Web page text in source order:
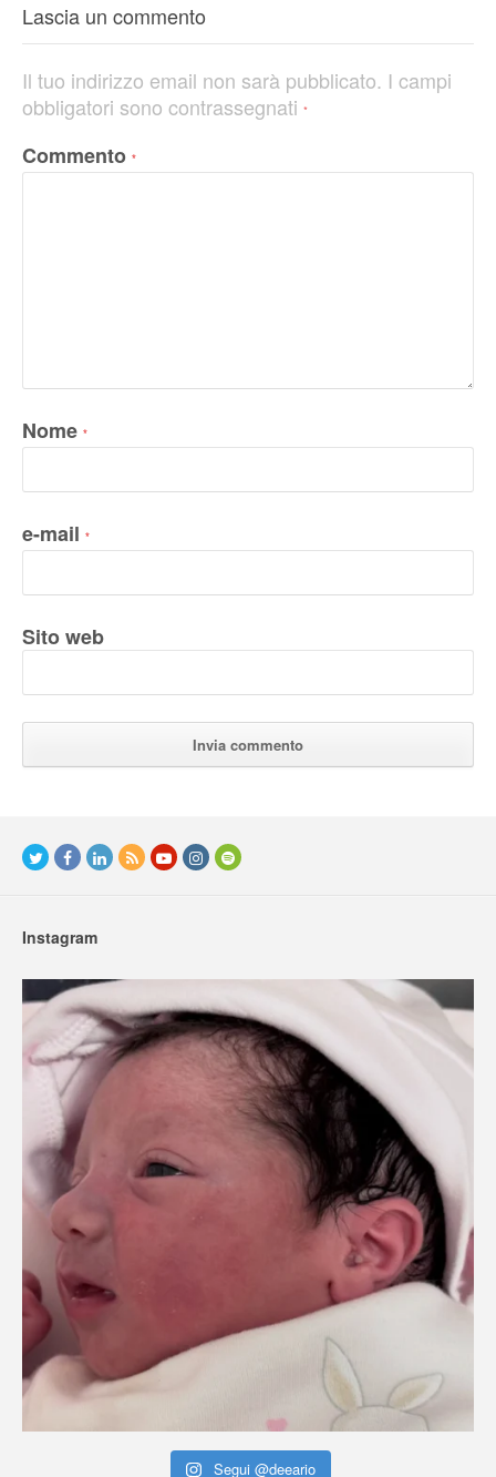
Lascia un commento
Il tuo indirizzo email non sarà pubblicato. I campi
obbligatori sono contrassegnati *
Commento *
Nome *
e-mail *
Sito web
Instagram
Segui @deeario